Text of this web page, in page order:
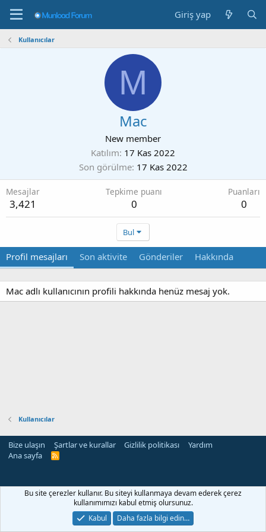
Giriş yap
Kullanıcılar
M
Mac
New member
Katılım 17 Kas 2022
Son görülme 17 Kas 2022
Mesajlar
3,421
Tepkime puanı
0
Puanları
0
Bul
Profil mesajları Son aktivite Gönderiler Hakkında
Mac adlı kullanıcının profili hakkında henüz mesaj yok.
Kullanıcılar
Bize ulaşın Şartlar ve kurallar Gizlilik politikası
Yardım
Ana sayfa
R
Bu site çerezler kullanır. Bu siteyi kullanmaya devam ederek çerez
kullanımımızı kabul etmiş olursunuz.
Kabul
Daha fazla bilgi edin…